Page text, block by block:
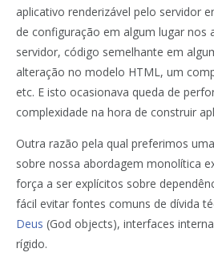
aplicativo renderizável pelo servidor
de configuração em algum lugar nos
servidor, código semelhante em
alteração no modelo HTML, um
etc. E isto ocasionava queda de
complexidade na hora de construir
Outra razão pela qual preferimos
sobre nossa abordagem monolítica
força a ser explícitos sobre
fácil evitar fontes comuns de dívida
Deus (God objects), interfaces
rígido.